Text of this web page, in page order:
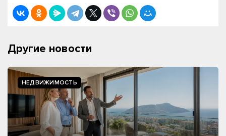
Другие новости
НЕДВИЖИМОСТЬ